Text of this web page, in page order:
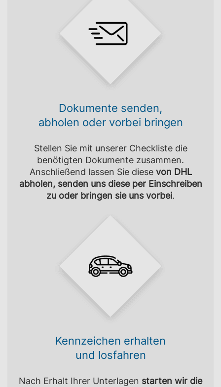
Dokumente senden,
abholen oder vorbei bringen
Stellen Sie mit unserer Checkliste die
benötigten Dokumente zusammen.
Anschließend lassen Sie diese von DHL
abholen, senden uns diese per Einschreiben
zu oder bringen sie uns vorbei.
Kennzeichen erhalten
und losfahren
Nach Erhalt Ihrer Unterlagen starten wir die